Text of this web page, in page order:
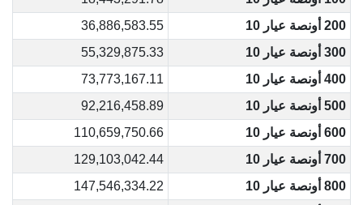
200 أونصة عيار 10
36,886,583.55
300 أونصة عيار 10
55,329,875.33
400 أونصة عيار 10
73,773,167.11
500 أونصة عيار 10
92,216,458.89
600 أونصة عيار 10
110,659,750.66
700 أونصة عيار 10
129,103,042.44
800 أونصة عيار 10
147,546,334.22